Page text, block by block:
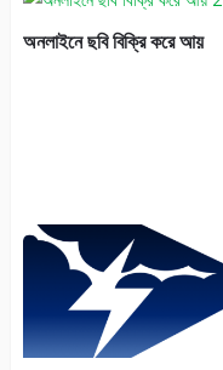
অনলাইনে ছবি বিক্রি করে আয়